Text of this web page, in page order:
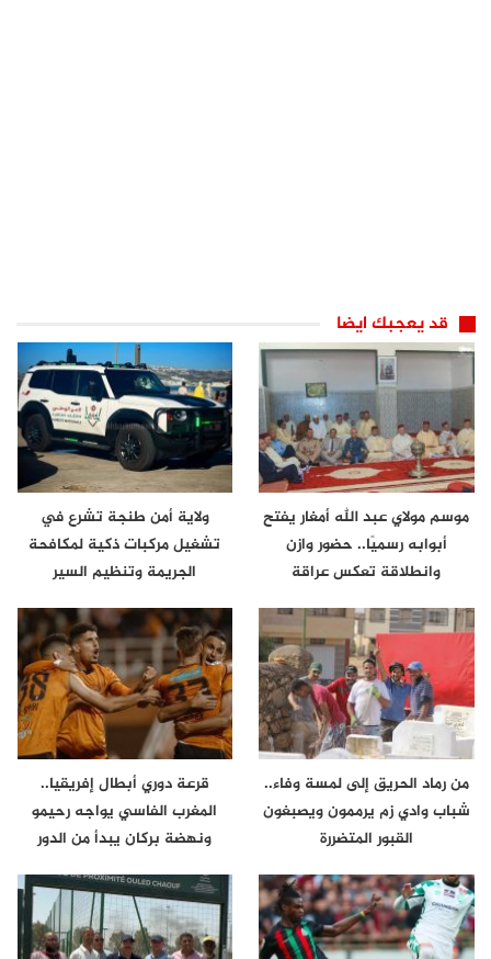
قد يعجبك ايضا
موسم مولاي عبد الله أمغار يفتح
أبوابه رسميًا.. حضور وازن
وانطلاقة تعكس عراقة
ولاية أمن طنجة تشرع في
تشغيل مركبات ذكية لمكافحة
الجريمة وتنظيم السير
من رماد الحريق إلى لمسة وفاء..
شباب وادي زم يرممون ويصبغون
القبور المتضررة
قرعة دوري أبطال إفريقيا..
المغرب الفاسي يواجه رحيمو
ونهضة بركان يبدأ من الدور